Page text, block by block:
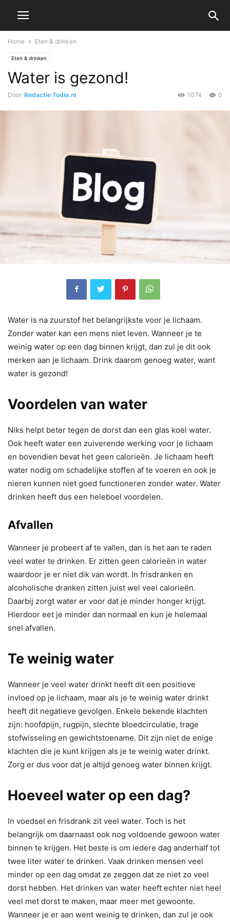
Home Eten & drinken
Eten & drinken
Water is gezond!
Door Redactie Todio.nl 0
1074
Water is na zuurstof het belangrijkste voor je lichaam.
Zonder water kan een mens niet leven. Wanneer je te
weinig water op een dag binnen krijgt, dan zul je dit ook
merken aan je lichaam. Drink daarom genoeg water, want
water is gezond!
Voordelen van water
Niks helpt beter tegen de dorst dan een glas koel water.
Ook heeft water een zuiverende werking voor je lichaam
en bovendien bevat het geen calorieën. Je lichaam heeft
water nodig om schadelijke stoffen af te voeren en ook je
nieren kunnen niet goed functioneren zonder water. Water
drinken heeft dus een heleboel voordelen.
Afvallen
Wanneer je probeert af te vallen, dan is het aan te raden
veel water te drinken. Er zitten geen calorieën in water
waardoor je er niet dik van wordt. In frisdranken en
alcoholische dranken zitten juist wel veel calorieën.
Daarbij zorgt water er voor dat je minder honger krijgt.
Hierdoor eet je minder dan normaal en kun je helemaal
snel afvallen.
Te weinig water
Wanneer je veel water drinkt heeft dit een positieve
invloed op je lichaam, maar als je te weinig water drinkt
heeft dit negatieve gevolgen. Enkele bekende klachten
zijn: hoofdpijn, rugpijn, slechte bloedcirculatie, trage
stofwisseling en gewichtstoename. Dit zijn niet de enige
klachten die je kunt krijgen als je te weinig water drinkt.
Zorg er dus voor dat je altijd genoeg water binnen krijgt.
Hoeveel water op een dag?
In voedsel en frisdrank zit veel water. Toch is het
belangrijk om daarnaast ook nog voldoende gewoon water
binnen te krijgen. Het beste is om iedere dag anderhalf tot
twee liter water te drinken. Vaak drinken mensen veel
minder op een dag omdat ze zeggen dat ze niet zo veel
dorst hebben. Het drinken van water heeft echter niet heel
veel met dorst te maken, maar meer met gewoonte.
Wanneer je er aan went weinig te drinken, dan zul je ook